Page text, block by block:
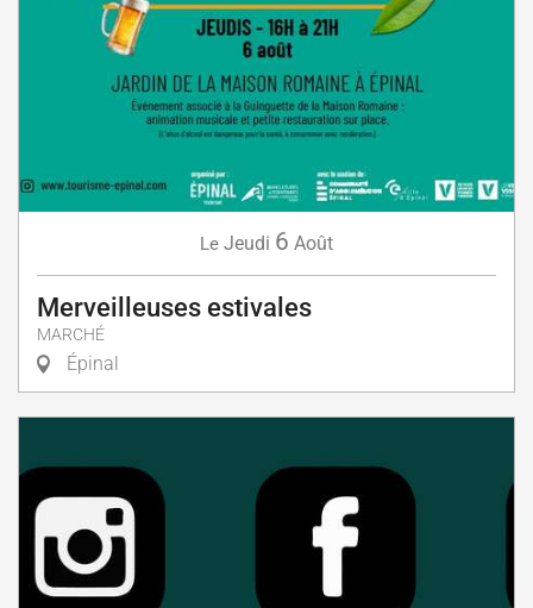
Le Jeudi 6 Août
Merveilleuses estivales
MARCHÉ
Épinal